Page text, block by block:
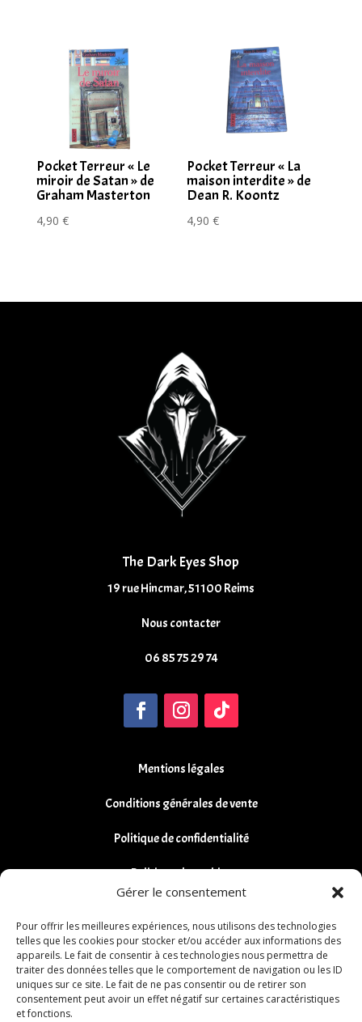
Gérer le consentement
Pour offrir les meilleures expériences, nous utilisons des technologies
telles que les cookies pour stocker et/ou accéder aux informations des
appareils. Le fait de consentir à ces technologies nous permettra de
traiter des données telles que le comportement de navigation ou les ID
uniques sur ce site. Le fait de ne pas consentir ou de retirer son
consentement peut avoir un effet négatif sur certaines caractéristiques
et fonctions.
Pocket Terreur « Le
miroir de Satan » de
Graham Masterton
4,90 €
Pocket Terreur « La
maison interdite » de
Dean R. Koontz
4,90€
The Dark Eyes Shop
19 rue Hincmar, 51100 Reims
Nous contacter
06 85 75 29 74
Mentions légales
Conditions générales de vente
Politique de confidentialité
Politique de cookies